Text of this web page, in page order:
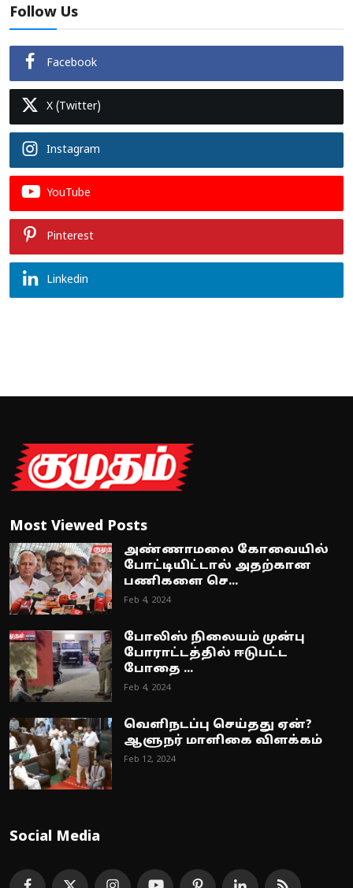
Follow Us
Facebook
X (Twitter)
Instagram
YouTube
Pinterest
Linkedin
Most Viewed Posts
அண்ணாமலை கோவையில்
போட்டியிட்டால் அதற்கான
பணிகளை செ...
Feb 4, 2024
போலிஸ் நிலையம் முன்பு
போராட்டத்தில் ஈடுபட்ட
போதை ...
Feb 4, 2024
வெளிநடப்பு செய்தது ஏன்?
ஆளுநர் மாளிகை விளக்கம்
Feb 12, 2024
Social Media